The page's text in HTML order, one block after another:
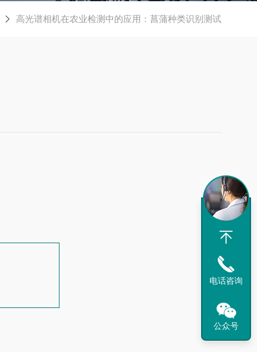
高光谱相机在农业检测中的应用：菖蒲种类识别测试
电话咨询
公众号